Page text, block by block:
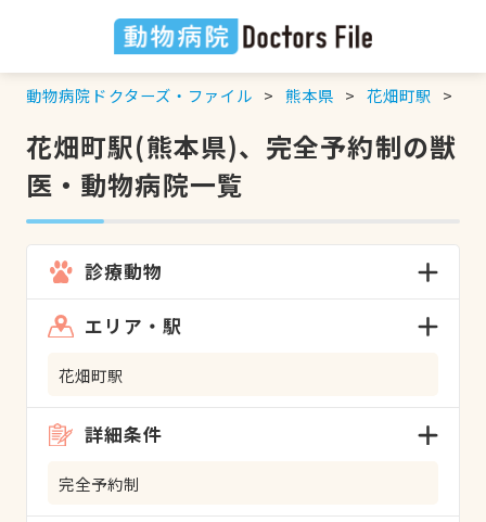
動物病院ドクターズ・ファイル 熊本県 花畑町駅
花畑町駅(熊本県)、完全予約制の獣
医・動物病院一覧
診療動物
エリア・駅
花畑町駅
詳細条件
完全予約制